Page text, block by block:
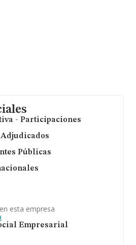
- Participaciones
Públicas
esta empresa
Empresarial